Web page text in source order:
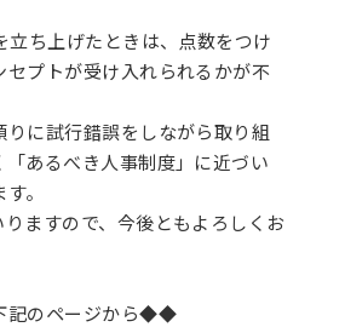
立ち上げたときは、点数をつけ
セプトが受け入れられるかが不
りに試行錯誤をしながら取り組
あるべき人事制度」に近づい
。
ますので、今後ともよろしくお
記のページから◆◆